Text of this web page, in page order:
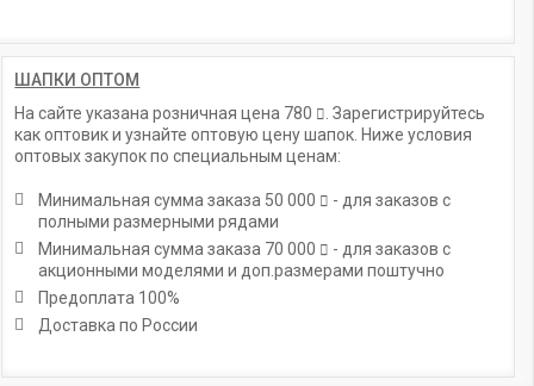
ШАПКИ ОПТОМ
На сайте указана розничная цена 780
. Зарегистрируйтесь
как оптовик и узнайте оптовую цену шапок. Ниже условия
оптовых закупок по специальным ценам:
Минимальная сумма заказа 50 000
- для заказов с
полными размерными рядами
Минимальная сумма заказа 70 000
- для заказов с
акционными моделями и доп.размерами поштучно
Предоплата 100%
Доставка по России